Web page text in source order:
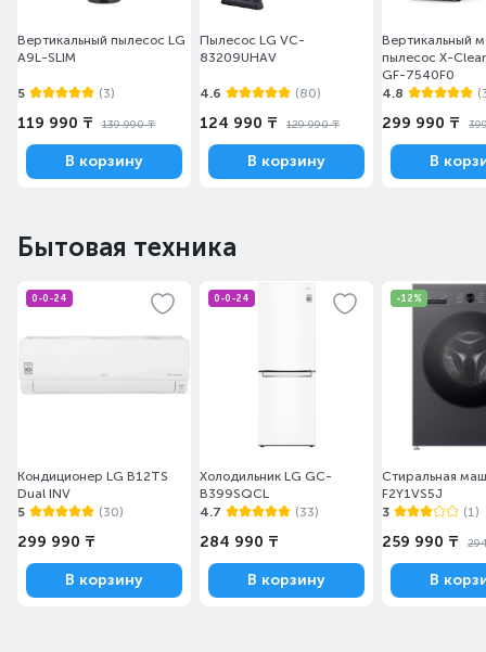
Вертикальный пылесос LG
A9L-SLIM
5 (3)
119 990 ₸ 139 990 ₸
В корзину
Пылесос LG VC-
83209UHAV
4.6 (80)
124 990 ₸ 129 990 ₸
В корзину
Вертикальный
пылесос X-
GF-7540F0
4.8
299 990 ₸
В
Бытовая техника
0-0-24
Кондиционер LG B12TS
Dual INV
5
(30)
299 990 ₸
В корзину
0-0-24
Холодильник LG GC-
B399SQCL
4.7
(33)
284 990 ₸
В корзину
-12%
Стиральная
F2Y1VS5J
3
(1)
259 990 ₸
В